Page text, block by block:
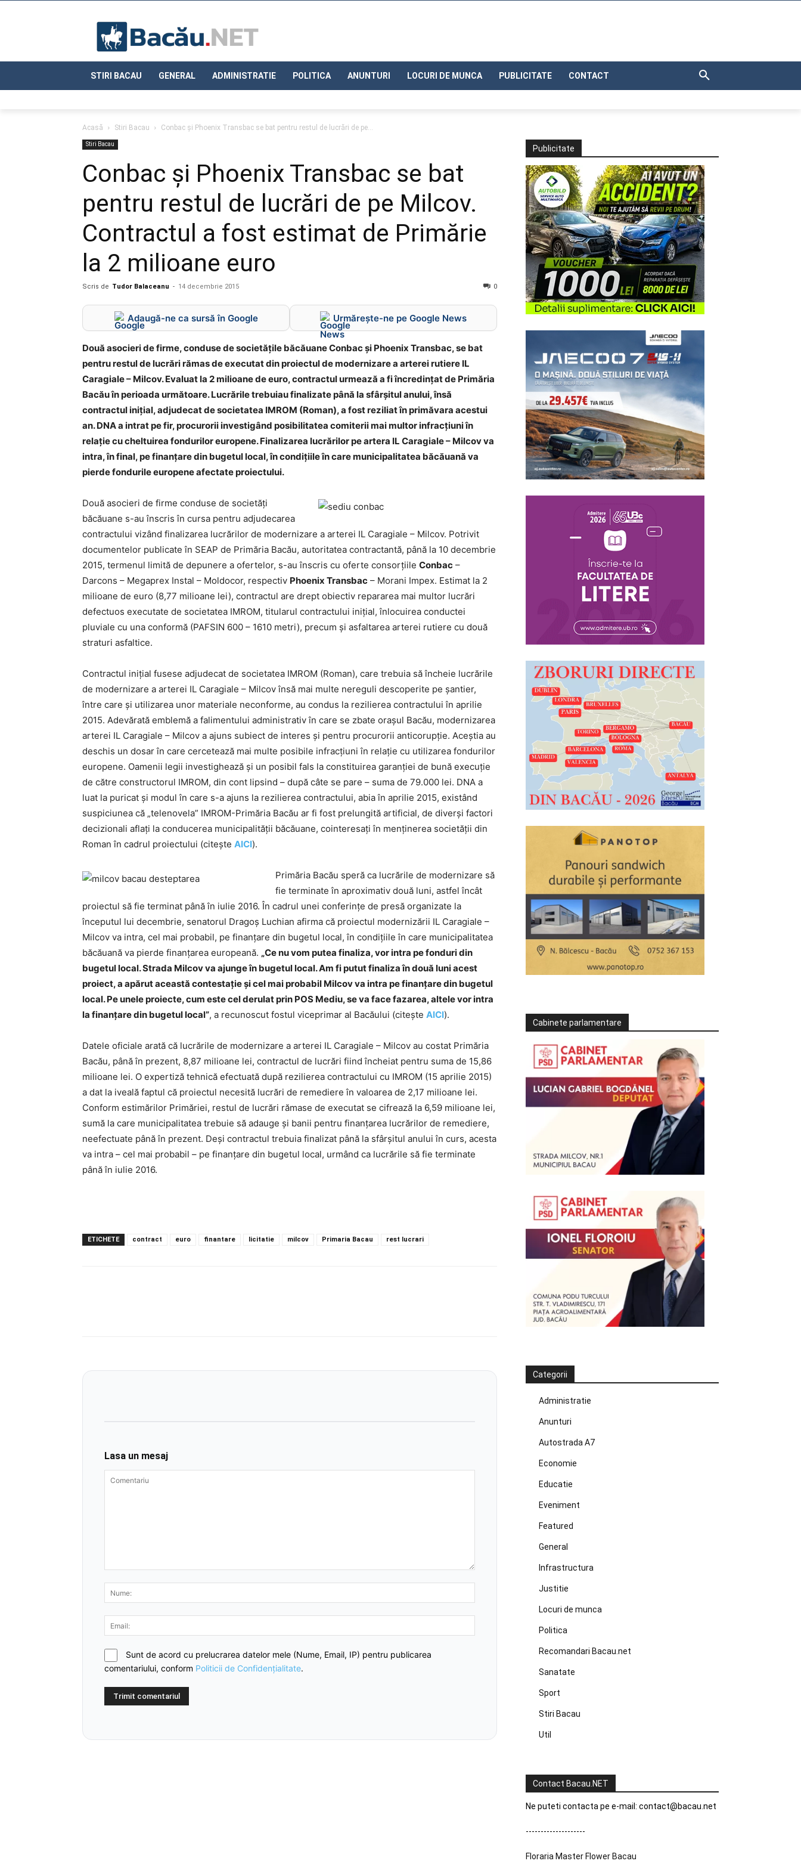
STIRI BACAU GENERAL ADMINISTRATIE POLITICA ANUNTURI LOCURI DE MUNCA PUBLICITATE CONTACT
Acasă Stiri Bacau Conbac și Phoenix Transbac se bat pentru restul de lucrări de pe...
Stiri Bacau
Conbac și Phoenix Transbac se bat
pentru restul de lucrări de pe Milcov.
Contractul a fost estimat de Primărie
la 2 milioane euro
Scris de Tudor Balaceanu - 14 decembrie 2015 0
Adaugă-ne ca sursă în Google Urmărește-ne pe Google News
Două asocieri de firme, conduse de societățile băcăuane Conbac și Phoenix Transbac, se bat
pentru restul de lucrări rămas de executat din proiectul de modernizare a arterei rutiere IL
Caragiale – Milcov. Evaluat la 2 milioane de euro, contractul urmează a fi încredințat de Primăria
Bacău în perioada următoare. Lucrările trebuiau finalizate până la sfârșitul anului, însă
contractul inițial, adjudecat de societatea IMROM (Roman), a fost reziliat în primăvara acestui
an. DNA a intrat pe fir, procurorii investigând posibilitatea comiterii mai multor infracțiuni în
relație cu cheltuirea fondurilor europene. Finalizarea lucrărilor pe artera IL Caragiale – Milcov va
intra, în final, pe finanțare din bugetul local, în condițiile în care municipalitatea băcăuană va
pierde fondurile europene afectate proiectului.
Două asocieri de firme conduse de societăți
băcăuane s-au înscris în cursa pentru adjudecarea
contractului vizând finalizarea lucrărilor de modernizare a arterei IL Caragiale – Milcov. Potrivit
documentelor publicate în SEAP de Primăria Bacău, autoritatea contractantă, până la 10 decembrie
2015, termenul limită de depunere a ofertelor, s-au înscris cu oferte consorțiile Conbac –
Darcons – Megaprex Instal – Moldocor, respectiv Phoenix Transbac – Morani Impex. Estimat la 2
milioane de euro (8,77 milioane lei), contractul are drept obiectiv repararea mai multor lucrări
defectuos executate de societatea IMROM, titularul contractului inițial, înlocuirea conductei
pluviale cu una conformă (PAFSIN 600 – 1610 metri), precum și asfaltarea arterei rutiere cu două
straturi asfaltice.
Contractul inițial fusese adjudecat de societatea IMROM (Roman), care trebuia să încheie lucrările
de modernizare a arterei IL Caragiale – Milcov însă mai multe nereguli descoperite pe șantier,
între care și utilizarea unor materiale neconforme, au condus la rezilierea contractului în aprilie
2015. Adevărată emblemă a falimentului administrativ în care se zbate orașul Bacău, modernizarea
arterei IL Caragiale – Milcov a ajuns subiect de interes și pentru procurorii anticorupție. Aceștia au
deschis un dosar în care cercetează mai multe posibile infracțiuni în relație cu utilizarea fondurilor
europene. Oamenii legii investighează și un posibil fals la constituirea garanției de bună execuție
de către constructorul IMROM, din cont lipsind – după câte se pare – suma de 79.000 lei. DNA a
luat la puricat și modul în care s-a ajuns la rezilierea contractului, abia în aprilie 2015, existând
suspiciunea că „telenovela” IMROM-Primăria Bacău ar fi fost prelungită artificial, de diverși factori
decizionali aflați la conducerea municipalității băcăuane, cointeresați în menținerea societății din
Roman în cadrul proiectului (citește AICI).
Primăria Bacău speră ca lucrările de modernizare să
fie terminate în aproximativ două luni, astfel încât
proiectul să fie terminat până în iulie 2016. În cadrul unei conferințe de presă organizate la
începutul lui decembrie, senatorul Dragoș Luchian afirma că proiectul modernizării IL Caragiale –
Milcov va intra, cel mai probabil, pe finanțare din bugetul local, în condițiile în care municipalitatea
băcăuană va pierde finanțarea europeană. „Ce nu vom putea finaliza, vor intra pe fonduri din
bugetul local. Strada Milcov va ajunge în bugetul local. Am fi putut finaliza în două luni acest
proiect, a apărut această contestație și cel mai probabil Milcov va intra pe finanțare din bugetul
local. Pe unele proiecte, cum este cel derulat prin POS Mediu, se va face fazarea, altele vor intra
la finanțare din bugetul local”, a recunoscut fostul viceprimar al Bacăului (citește AICI).
Datele oficiale arată că lucrările de modernizare a arterei IL Caragiale – Milcov au costat Primăria
Bacău, până în prezent, 8,87 milioane lei, contractul de lucrări fiind încheiat pentru suma de 15,86
milioane lei. O expertiză tehnică efectuată după rezilierea contractului cu IMROM (15 aprilie 2015)
a dat la iveală faptul că proiectul necesită lucrări de remediere în valoarea de 2,17 milioane lei.
Conform estimărilor Primăriei, restul de lucrări rămase de executat se cifrează la 6,59 milioane lei,
sumă la care municipalitatea trebuie să adauge și banii pentru finanțarea lucrărilor de remediere,
neefectuate până în prezent. Deși contractul trebuia finalizat până la sfârșitul anului în curs, acesta
va intra – cel mai probabil – pe finanțare din bugetul local, urmând ca lucrările să fie terminate
până în iulie 2016.
ETICHETE contract euro finantare licitatie milcov Primaria Bacau rest lucrari
Lasa un mesaj
Sunt de acord cu prelucrarea datelor mele (Nume, Email, IP) pentru publicarea
comentariului, conform Politicii de Confidențialitate.
Publicitate
Cabinete parlamentare
Categorii
Administratie
Anunturi
Autostrada A7
Economie
Educatie
Eveniment
Featured
General
Infrastructura
Justitie
Locuri de munca
Politica
Recomandari Bacau.net
Sanatate
Sport
Stiri Bacau
Util
Contact Bacau.NET
Ne puteti contacta pe e-mail: contact@bacau.net
--------------------
Floraria Master Flower Bacau